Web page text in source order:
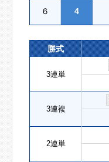
６ 4
勝式
3連単
3連複
2連単